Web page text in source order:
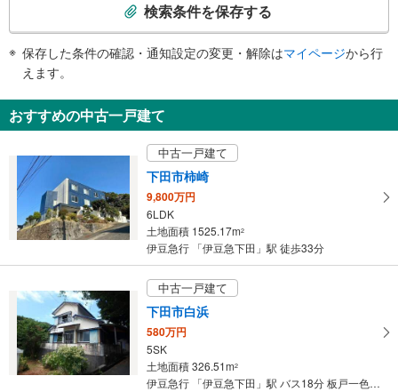
知
を
け
取
る
・
条
マ
イ
ペ
ー
ジ
検索条件を保存する
保存した条件の確認・通知設定の変更・解除はマイページから行
えます。
おすすめの中古一戸建て
中古一戸建て
下田市柿崎
9,800万円
6LDK
土地面積 1525.17m2
伊豆急行 「伊豆急下田」駅 徒歩33分
中古一戸建て
下田市白浜
580万円
5SK
土地面積 326.51m2
伊豆急行 「伊豆急下田」駅 バス18分 板戸一色 バス停下車 徒歩7分